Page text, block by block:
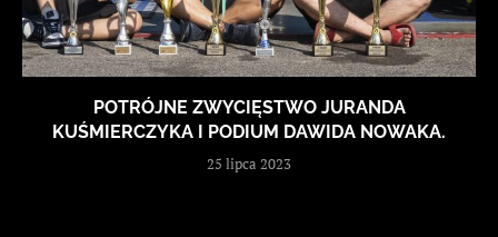
POTRÓJNE ZWYCIĘSTWO JURANDA
KUŚMIERCZYKA I PODIUM DAWIDA NOWAKA.
25 lipca 2023